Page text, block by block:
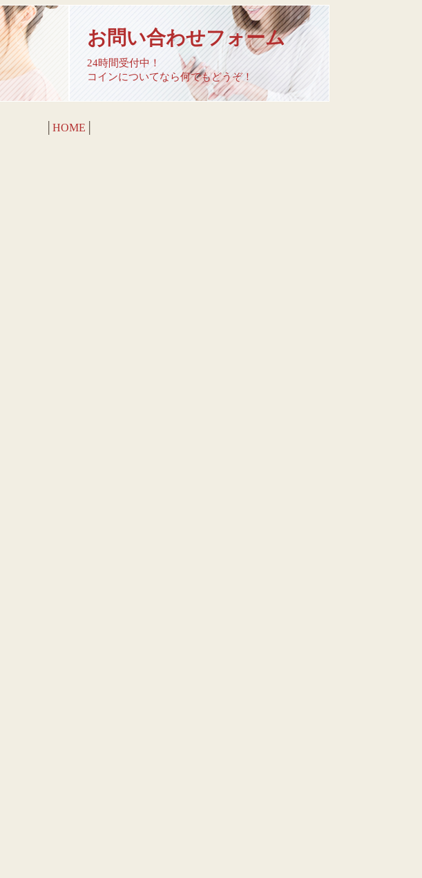
お問い合わせフォーム
24時間受付中！
コインについてなら何でもどうぞ！
│HOME